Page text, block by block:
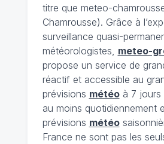
titre que meteo-
Chamrousse). Grâce à
surveillance quasi-
météorologistes, meteo-
propose un service de
réactif et accessible au
prévisions météoà 7 jours
au moins quotidiennement
prévisions météo
France ne sont pas les